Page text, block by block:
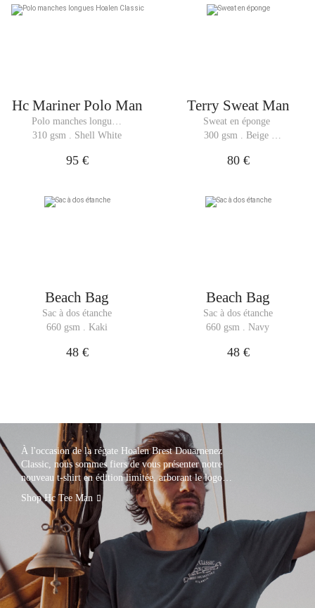
Hc Mariner Polo Man
Polo manches longues
Hoalen Classic
310 gsm . Shell White
95 €
Terry Sweat Man
Sweat en éponge
300 gsm . Beige
80 €
Beach Bag
Sac à dos étanche
660 gsm . Kaki
48 €
Beach Bag
Sac à dos étanche
660 gsm . Navy
48 €
À l'occasion de la régate Hoalen Brest Douarnenez
Classic, nous sommes fiers de vous présenter notre
nouveau t-shirt en édition limitée, arborant le logo
de cet événement.
Shop Hc Tee Man